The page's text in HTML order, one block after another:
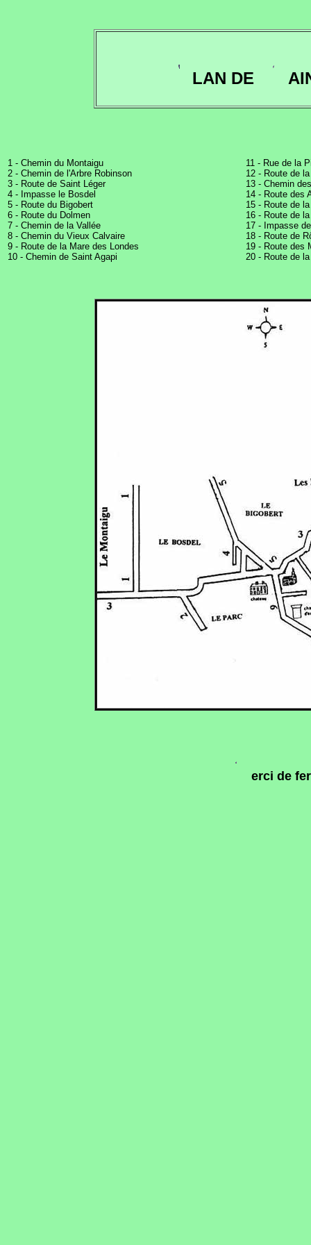
LAN DE
1 - Chemin du Montaigu
2 - Chemin de l'Arbre Robinson
3 - Route de Saint Léger
4 - Impasse le Bosdel
5 - Route du Bigobert
6 - Route du Dolmen
7 - Chemin de la Vallée
8 - Chemin du Vieux Calvaire
9 - Route de la Mare des Londes
10 - Chemin de Saint Agapi
11 - Rue de la
12 - Route de
13 - Chemin
14 - Route des
15 - Route de
16 - Route de
17 - Impasse
18 - Route de
19 - Route des
20 - Route de
erci de